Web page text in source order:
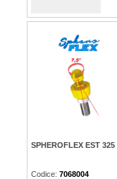
SPHEROFLEX EST
Codice: 7068004